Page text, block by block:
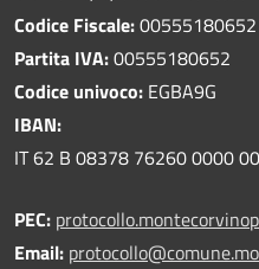
Codice Fiscale:00555180652
Partita IVA:00555180652
Codice univoco: EGBA9G
IBAN:
IT 62 B 08378 76260 0000
PEC:
Email: